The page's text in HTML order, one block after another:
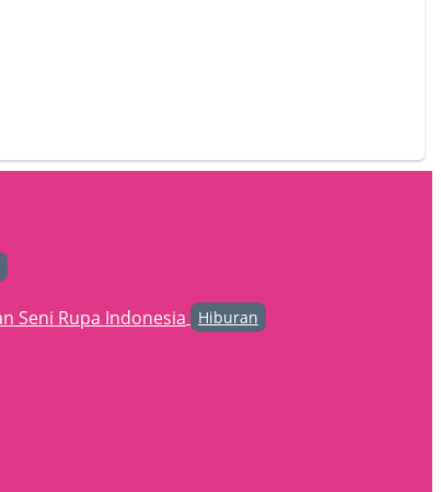
Hiburan